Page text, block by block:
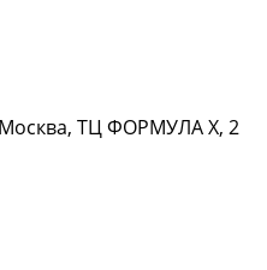
ТЦ ФОРМУЛА Х, 2